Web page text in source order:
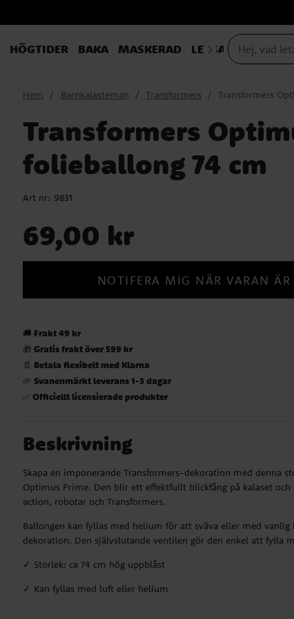
HÖGTIDER BAKA MASKERAD LEKSAKER &
Hem Barnkalasteman Transformers Transformers
Transformers
folieballong 74 cm
Art nr: 9831
69,00 kr
NOTIFERA MIG NÄR VARAN ÄR
🚚 Frakt 49 kr
🎁Gratis frakt över 599 kr
📄 Betala flexibelt med Klarna
🌱Svanenmärkt leverans 1-3 dagar
✅Officiellt licensierade produkter
Beskrivning
Skapa en imponerande Transformers-dekoration med denna
Optimus Prime. Den blir ett effektfullt blickfång på kalaset och
action, robotar och Transformers.
Ballongen kan fyllas med helium för att sväva eller med
dekoration. Den självslutande ventilen gör den enkel att fylla
✓ Storlek: ca 74 cm hög uppblåst
✓ Kan fyllas med luft eller helium